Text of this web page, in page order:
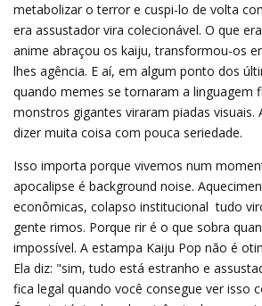
metabolizar o terror e cuspi-lo de volta
era assustador vira colecionável. O que
anime abraçou os kaiju, transformou-os
lhes agência. E aí, em algum ponto dos
quando memes se tornaram a linguagem
monstros gigantes viraram piadas visuais.
dizer muita coisa com pouca seriedade.
Isso importa porque vivemos num
apocalipse é background noise.
econômicas, colapso institucional  tudo
gente rimos. Porque rir é o que sobra
impossível. A estampa Kaiju Pop não é
Ela diz: "sim, tudo está estranho e
fica legal quando você consegue ver isso